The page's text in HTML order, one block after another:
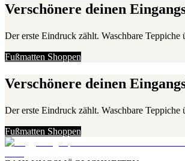
Verschönere deinen
Der erste Eindruck zählt. Waschbare Teppiche
Fußmatten Shoppen
Verschönere deinen
Der erste Eindruck zählt. Waschbare Teppiche
Fußmatten Shoppen